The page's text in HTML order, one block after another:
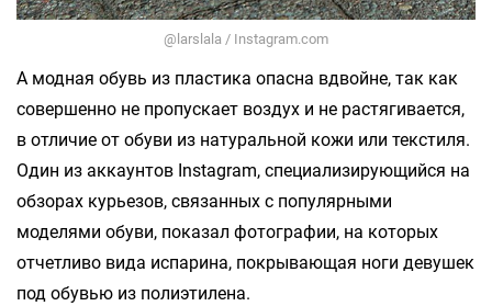
@larslala / Instagram.com
А модная обувь из пластика опасна вдвойне, так как
совершенно не пропускает воздух и не растягивается,
в отличие от обуви из натуральной кожи или текстиля.
Один из аккаунтов Instagram, специализирующийся на
обзорах курьезов, связанных с популярными
моделями обуви, показал фотографии, на которых
отчетливо вида испарина, покрывающая ноги девушек
под обувью из полиэтилена.